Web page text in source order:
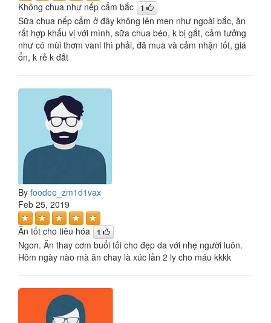
Không chua như nếp cẩm bắc 1
Sữa chua nếp cẩm ở đây không lên men như ngoài bắc, ăn
rất hợp khẩu vị với mình, sữa chua béo, k bị gắt, cảm tưởng
như có mùi thơm vani thì phải, đã mua và cảm nhận tốt, giá
ổn, k rẻ k đắt
By foodee_zm1d1vax
Feb 25, 2019
Ăn tốt cho tiêu hóa 1
Ngon. Ăn thay cơm buổi tối cho đẹp da với nhẹ người luôn.
Hôm ngày nào mà ăn chay là xúc lần 2 ly cho máu kkkk